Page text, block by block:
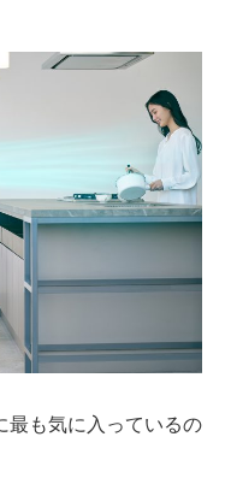
最も気に入っているの